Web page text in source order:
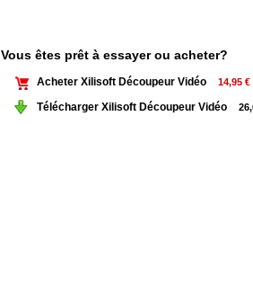
Vous êtes prêt à essayer ou acheter?
Acheter Xilisoft Découpeur Vidéo 14,95 €
Télécharger Xilisoft Découpeur Vidéo